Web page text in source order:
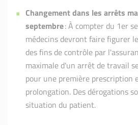
Changement dans les arrêts
septembre: À compter du 1er
médecins devront faire figurer
des fins de contrôle par
maximale d'un arrêt de travail
pour une première prescription
prolongation. Des dérogations
situation du patient.